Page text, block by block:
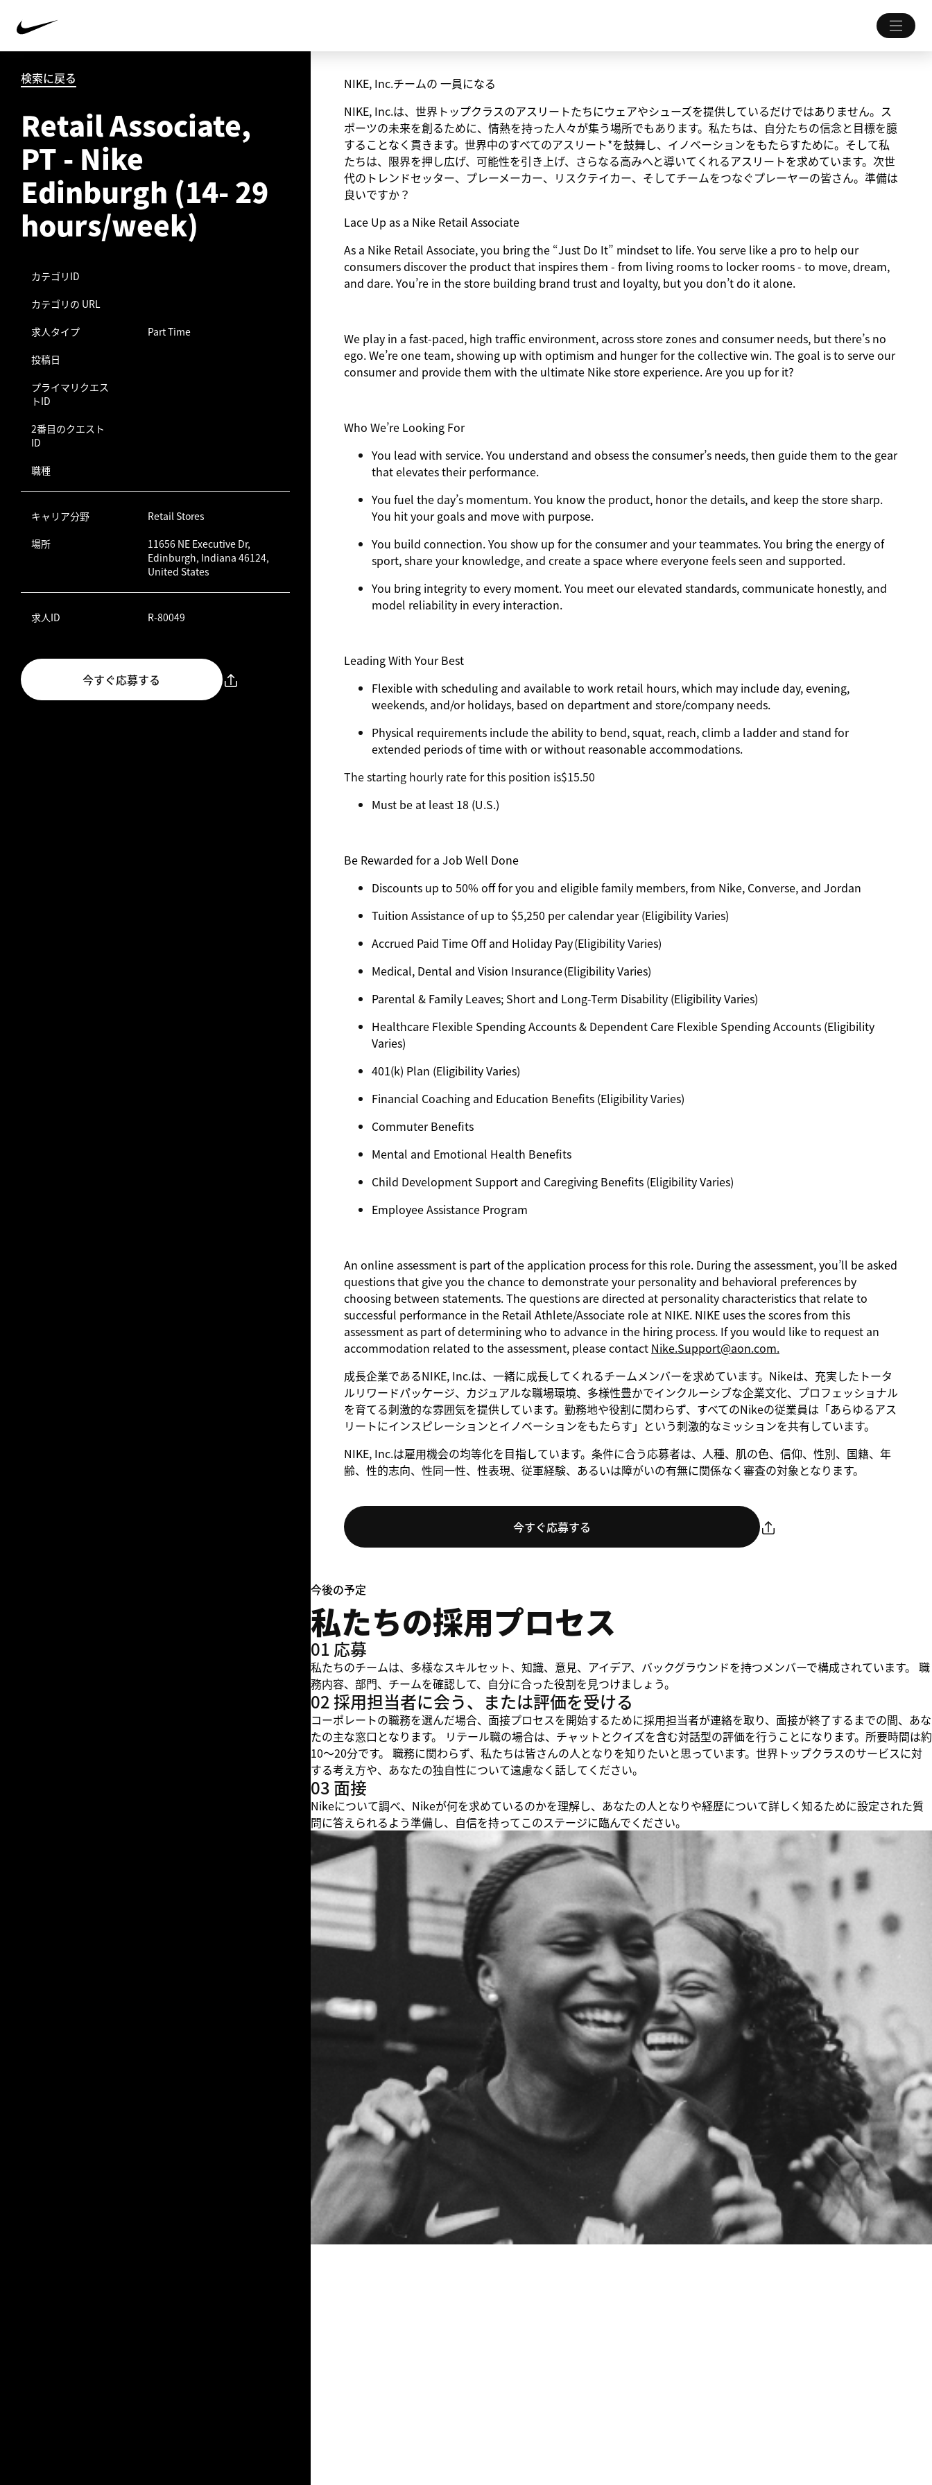
検索に戻る
Retail Associate,
PT - Nike
Edinburgh (14- 29
hours/week)
カテゴリID
カテゴリの URL
求人タイプ
Part Time
投稿日
プライマリクエス
トID
2番目のクエスト
ID
職種
キャリア分野
Retail Stores
場所
11656 NE Executive Dr,
Edinburgh, Indiana 46124,
United States
求人ID R-80049
今すぐ応募する
NIKE, Inc.チームの 一員になる
NIKE, Inc.は、世界トップクラスのアスリートたちにウェアやシューズを提供しているだけではありません。ス
ポーツの未来を創るために、情熱を持った人々が集う場所でもあります。私たちは、自分たちの信念と目標を臆
することなく貫きます。世界中のすべてのアスリート*を鼓舞し、イノベーションをもたらすために。そして私
たちは、限界を押し広げ、可能性を引き上げ、さらなる高みへと導いてくれるアスリートを求めています。次世
代のトレンドセッター、プレーメーカー、リスクテイカー、そしてチームをつなぐプレーヤーの皆さん。準備は
良いですか？
Lace Up as a Nike Retail Associate
As a Nike Retail Associate, you bring the “Just Do It” mindset to life. You serve like a pro to help our
consumers discover the product that inspires them - from living rooms to locker rooms - to move, dream,
and dare. You’re in the store building brand trust and loyalty, but you don’t do it alone.
We play in a fast-paced, high traffic environment, across store zones and consumer needs, but there’s no
ego. We’re one team, showing up with optimism and hunger for the collective win. The goal is to serve our
consumer and provide them with the ultimate Nike store experience. Are you up for it?
Who We’re Looking For
You lead with service.You understand and obsess the consumer’s needs, then guide them to the gear
that elevates their performance.
You fuel the day’s momentum. You know the product, honor the details, and keep the store sharp.
You hit your goals and move with purpose.
You build connection. You show up for the consumer and your teammates. You bring the energy of
sport, share your knowledge, and create a space where everyone feels seen and supported.
You bring integrityto every moment. You meet our elevated standards, communicate honestly, and
model reliability in every interaction.
Leading With Your Best
Flexible with scheduling and available to work retail hours, which may include day, evening,
weekends, and/or holidays, based on department and store/company needs.
Physical requirements include the ability to bend, squat, reach, climb a ladder and stand for
extended periods of time with or without reasonable accommodations.
The starting hourly rate for this position isㅤ$15.50
Must be at least 18 (U.S.)
Be Rewarded for a Job Well Done
Discounts up to 50% off for you and eligible family members, from Nike, Converse, and Jordan
Tuition Assistance of up to $5,250 per calendar year (Eligibility Varies)
Accrued Paid Time Off and Holiday Pay (Eligibility Varies)
Medical, Dental and Vision Insurance (Eligibility Varies)
Parental & Family Leaves; Short and Long-Term Disability (Eligibility Varies)
Healthcare Flexible Spending Accounts & Dependent Care Flexible Spending Accounts (Eligibility
Varies)
401(k) Plan (Eligibility Varies)
Financial Coaching and Education Benefits (Eligibility Varies)
Commuter Benefits
Mental and Emotional Health Benefits
Child Development Support and Caregiving Benefits (Eligibility Varies)
Employee Assistance Program
An online assessment is part of the application process for this role. During the assessment, you’ll be asked
questions that give you the chance to demonstrate your personality and behavioral preferences by
choosing between statements. The questions are directed at personality characteristics that relate to
successful performance in the Retail Athlete/Associate role at NIKE. NIKE uses the scores from this
assessment as part of determining who to advance in the hiring process. If you would like to request an
accommodation related to the assessment, please contact Nike.Support@aon.com.
成長企業であるNIKE, Inc.は、一緒に成長してくれるチームメンバーを求めています。Nikeは、充実したトータ
ルリワードパッケージ、カジュアルな職場環境、多様性豊かでインクルーシブな企業文化、プロフェッショナル
を育てる刺激的な雰囲気を提供しています。勤務地や役割に関わらず、すべてのNikeの従業員は「あらゆるアス
リートにインスピレーションとイノベーションをもたらす」という刺激的なミッションを共有しています。
NIKE, Inc.は雇用機会の均等化を目指しています。条件に合う応募者は、人種、肌の色、信仰、性別、国籍、年
齢、性的志向、性同一性、性表現、従軍経験、あるいは障がいの有無に関係なく審査の対象となります。
今すぐ応募する
今後の予定
私たちの採用プロセス
01 応募
私たちのチームは、多様なスキルセット、知識、意見、アイデア、バックグラウンドを持つメンバーで構成されています。 職
務内容、部門、チームを確認して、自分に合った役割を見つけましょう。
02 採用担当者に会う、または評価を受ける
コーポレートの職務を選んだ場合、面接プロセスを開始するために採用担当者が連絡を取り、面接が終了するまでの間、あな
たの主な窓口となります。 リテール職の場合は、チャットとクイズを含む対話型の評価を行うことになります。所要時間は約
10～20分です。 職務に関わらず、私たちは皆さんの人となりを知りたいと思っています。世界トップクラスのサービスに対
する考え方や、あなたの独自性について遠慮なく話してください。
03 面接
Nikeについて調べ、Nikeが何を求めているのかを理解し、あなたの人となりや経歴について詳しく知るために設定された質
問に答えられるよう準備し、自信を持ってこのステージに臨んでください。